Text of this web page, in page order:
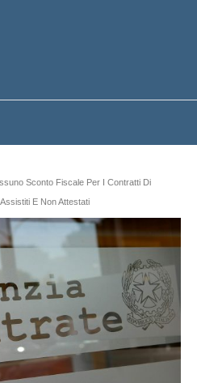
Sconto Fiscale Per I Contratti Di
E Non Attestati